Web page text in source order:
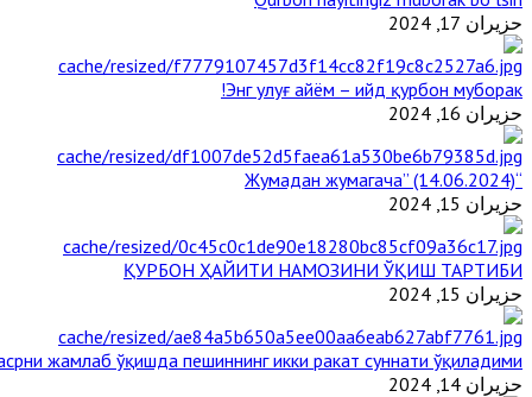
حزيران 17, 2024
Энг улуғ айём – ийд қурбон муборак!
حزيران 16, 2024
“Жумадан жумагача” (14.06.2024)
حزيران 15, 2024
ҚУРБОН ҲАЙИТИ НАМОЗИНИ ЎҚИШ ТАРТИБИ
حزيران 15, 2024
жамлаб ўқишда пешиннинг икки ракат суннати ўқиладими?
حزيران 14, 2024